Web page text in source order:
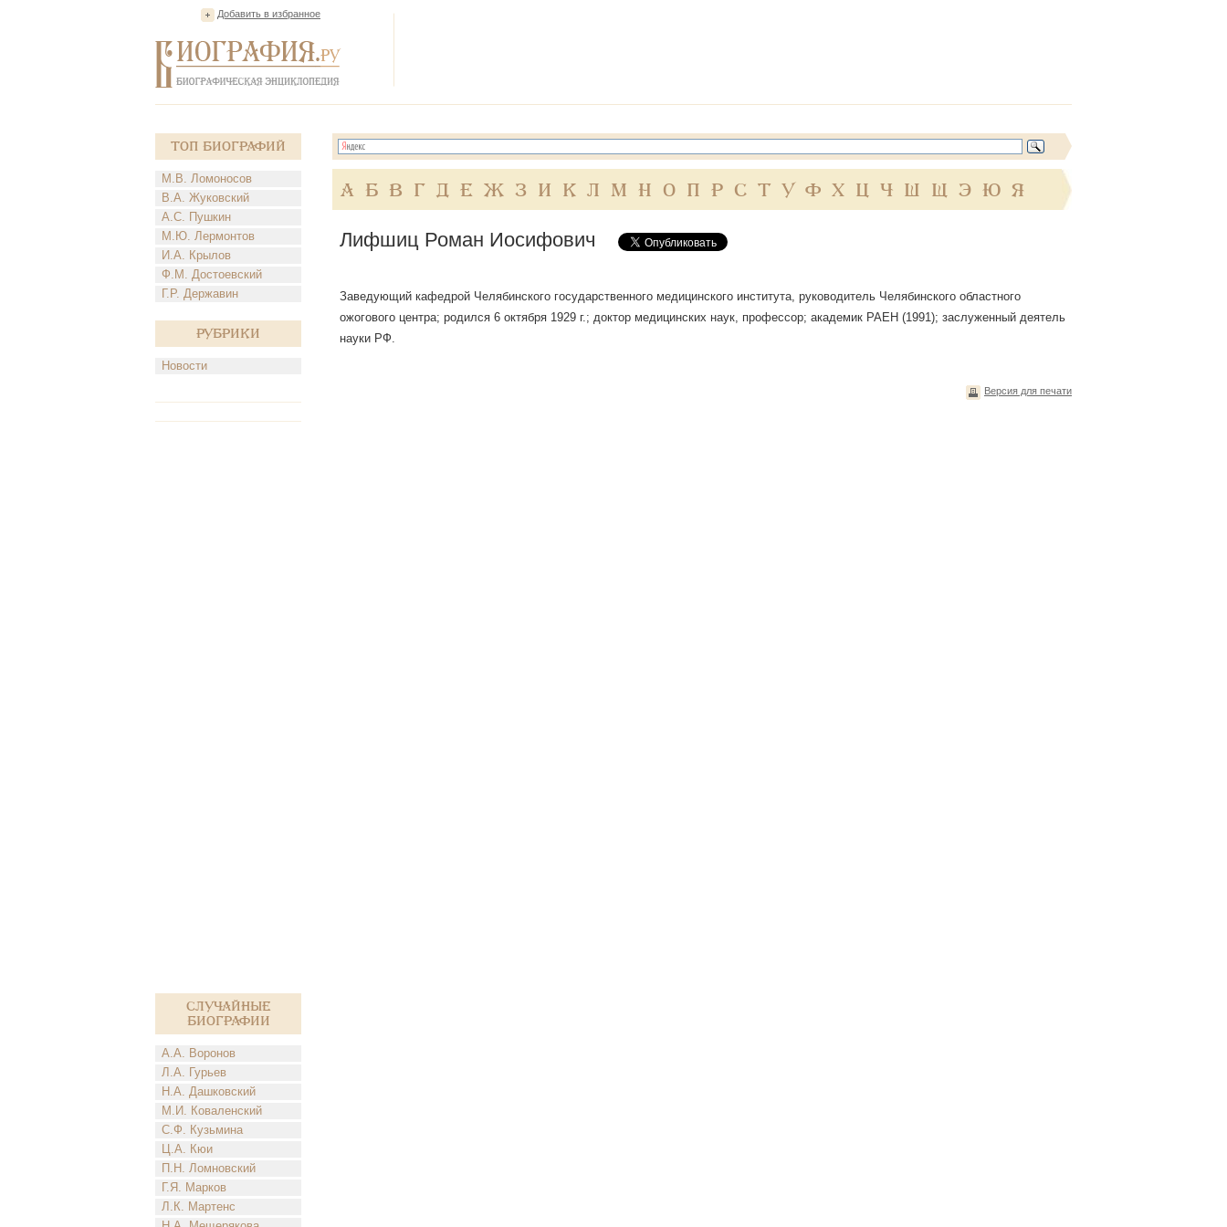
Добавить в избранное
Топ Биографий
М.В. Ломоносов
В.А. Жуковский
А.С. Пушкин
М.Ю. Лермонтов
И.А. Крылов
Ф.М. Достоевский
Г.Р. Державин
Рубрики
Новости
Случайные
биографии
А.А. Воронов
Л.А. Гурьев
Н.А. Дашковский
М.И. Коваленский
С.Ф. Кузьмина
Ц.А. Кюи
П.Н. Ломновский
Г.Я. Марков
Л.К. Мартенс
А Б В Г Д Е Ж З И К Л М Н О П Р С Т У Ф Х Ц Ч Ш Щ Э Ю Я
Лифшиц Роман Иосифович
Заведующий кафедрой Челябинского государственного медицинского института, руководитель Челябинского областного
ожогового центра; родился 6 октября 1929 г.; доктор медицинских наук, профессор; академик РАЕН (1991); заслуженный деятель
науки РФ.
Версия для печати